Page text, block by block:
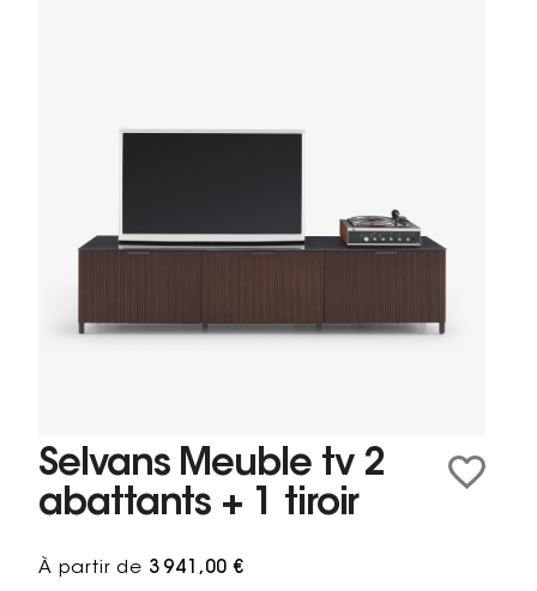
Selvans Meuble tv 2
abattants + 1 tiroir
À partir de 3 941,00 €